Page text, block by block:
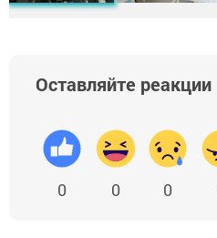
Оставляйте реакции
0 0 0